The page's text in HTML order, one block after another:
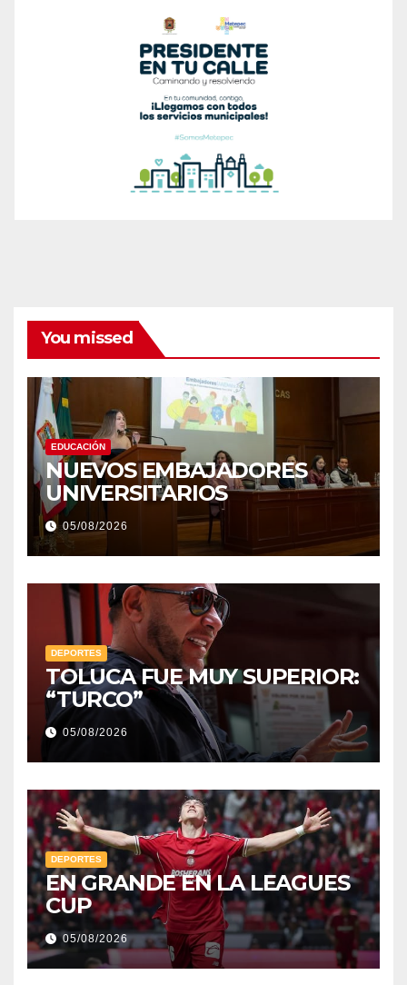
You missed
EDUCACIÓN
NUEVOS EMBAJADORES
UNIVERSITARIOS
05/08/2026
DEPORTES
TOLUCA FUE MUY SUPERIOR:
“TURCO”
05/08/2026
DEPORTES
EN GRANDE EN LA LEAGUES
CUP
05/08/2026